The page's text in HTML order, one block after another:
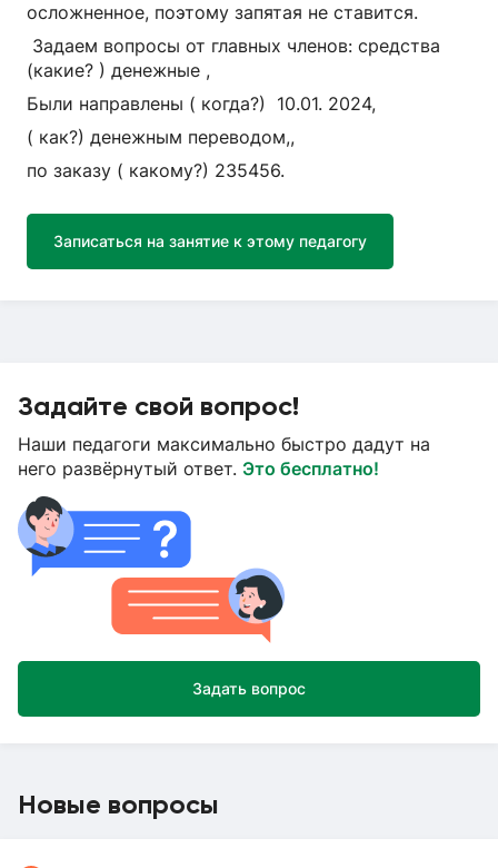
осложненное, поэтому запятая не ставится.
Задаем вопросы от главных членов: средства
(какие? ) денежные ,
Были направлены ( когда?) 10.01. 2024,
( как?) денежным переводом,,
по заказу ( какому?) 235456.
Записаться на занятие к этому педагогу
Задайте свой вопрос!
Наши педагоги максимально быстро дадут на
него развёрнутый ответ. Это бесплатно!
Задать вопрос
Новые вопросы